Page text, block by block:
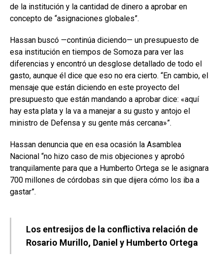
de la institución y la cantidad de dinero a aprobar en
concepto de “asignaciones globales”.
Hassan buscó —continúa diciendo— un presupuesto de
esa institución en tiempos de Somoza para ver las
diferencias y encontró un desglose detallado de todo el
gasto, aunque él dice que eso no era cierto. “En cambio, el
mensaje que están diciendo en este proyecto del
presupuesto que están mandando a aprobar dice: «aquí
hay esta plata y la va a manejar a su gusto y antojo el
ministro de Defensa y su gente más cercana»”.
Hassan denuncia que en esa ocasión la Asamblea
Nacional “no hizo caso de mis objeciones y aprobó
tranquilamente para que a Humberto Ortega se le asignara
700 millones de córdobas sin que dijera cómo los iba a
gastar”.
Los entresijos de la conflictiva relación de
Rosario Murillo, Daniel y Humberto Ortega